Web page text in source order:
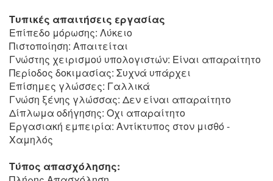
Τυπικές απαιτήσεις εργασίας
Επίπεδο μόρωσης: Λύκειο
Πιστοποίηση: Απαιτείται
Γνώστης χειρισμού υπολογιστών: Είναι απαραίτητο
Περίοδος δοκιμασίας: Συχνά υπάρχει
Επίσημες γλώσσες: Γαλλικά
Γνώση ξένης γλώσσας: Δεν είναι απαραίτητο
Δίπλωμα οδήγησης: Οχι απαραίτητο
Εργασιακή εμπειρία: Αντίκτυπος στον μισθό -
Χαμηλός
Τύπος απασχόλησης: